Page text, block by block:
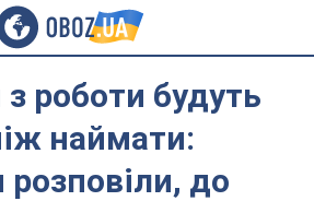
роботи будуть
наймати:
розповіли, до